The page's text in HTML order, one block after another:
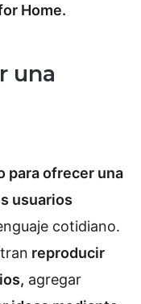
Home.
una
para ofrecer una
usuarios
cotidiano.
reproducir
agregar